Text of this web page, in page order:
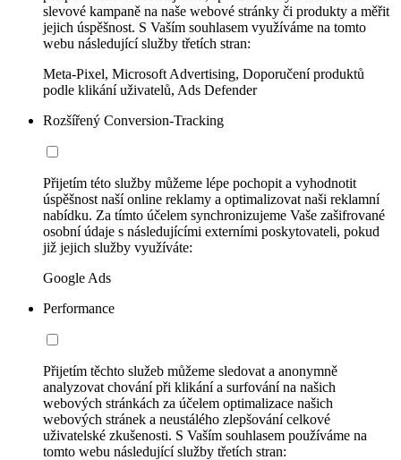
slevové kampaně na naše webové stránky či produkty a měřit
jejich úspěšnost. S Vaším souhlasem využíváme na tomto
webu následující služby třetích stran:
Meta-Pixel, Microsoft Advertising, Doporučení produktů
podle klikání uživatelů, Ads Defender
Rozšířený Conversion-Tracking
Přijetím této služby můžeme lépe pochopit a vyhodnotit
úspěšnost naší online reklamy a optimalizovat naši reklamní
nabídku. Za tímto účelem synchronizujeme Vaše zašifrované
osobní údaje s následujícími externími poskytovateli, pokud
již jejich služby využíváte:
Google Ads
Performance
Přijetím těchto služeb můžeme sledovat a anonymně
analyzovat chování při klikání a surfování na našich
webových stránkách za účelem optimalizace našich
webových stránek a neustálého zlepšování celkové
uživatelské zkušenosti. S Vaším souhlasem používáme na
tomto webu následující služby třetích stran: